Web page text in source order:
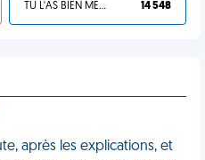
TU L'AS BIEN MÉRITÉ 14 548
après les explications, et